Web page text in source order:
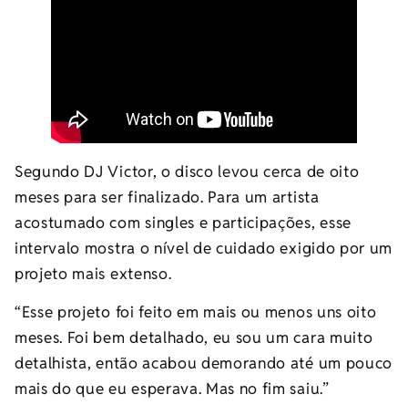
Segundo DJ Victor, o disco levou cerca de oito
meses para ser finalizado. Para um artista
acostumado com singles e participações, esse
intervalo mostra o nível de cuidado exigido por um
projeto mais extenso.
“Esse projeto foi feito em mais ou menos uns oito
meses. Foi bem detalhado, eu sou um cara muito
detalhista, então acabou demorando até um pouco
mais do que eu esperava. Mas no fim saiu.”